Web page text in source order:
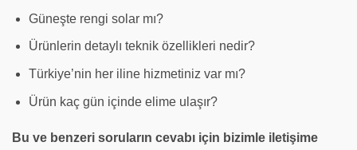
Güneşte rengi solar mı?
Ürünlerin detaylı teknik özellikleri nedir?
Türkiye’nin her iline hizmetiniz var mı?
Ürün kaç gün içinde elime ulaşır?
Bu ve benzeri soruların cevabı için bizimle iletişime